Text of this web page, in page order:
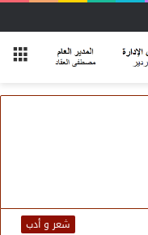
شعر و أدب